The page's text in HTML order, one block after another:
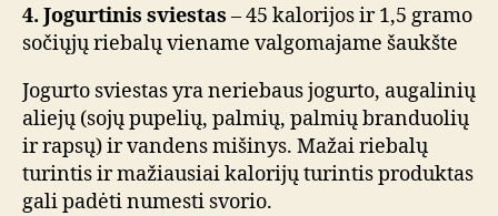
4. Jogurtinis sviestas – 45 kalorijos ir 1,5 gramo
sočiųjų riebalų viename valgomajame šaukšte
Jogurto sviestas yra neriebaus jogurto, augalinių
aliejų (sojų pupelių, palmių, palmių branduolių
ir rapsų) ir vandens mišinys. Mažai riebalų
turintis ir mažiausiai kalorijų turintis produktas
gali padėti numesti svorio.